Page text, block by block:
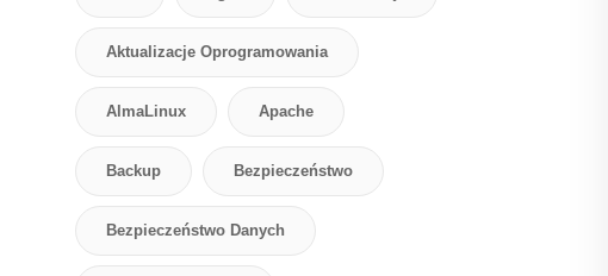
Aktualizacje Oprogramowania
AlmaLinux Apache
Backup Bezpieczeństwo
Bezpieczeństwo Danych